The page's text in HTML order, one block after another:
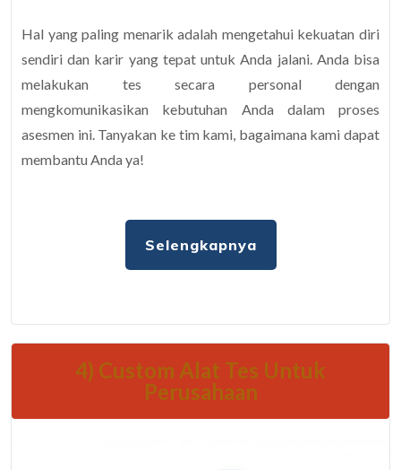
Hal yang paling menarik adalah mengetahui kekuatan diri
sendiri dan karir yang tepat untuk Anda jalani. Anda bisa
melakukan tes secara personal dengan
mengkomunikasikan kebutuhan Anda dalam proses
asesmen ini. Tanyakan ke tim kami, bagaimana kami dapat
membantu Anda ya!
Selengkapnya
4) Custom Alat Tes Untuk
Perusahaan